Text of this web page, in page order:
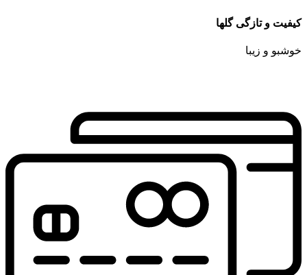
کیفیت و تازگی گلها
خوشبو و زیبا